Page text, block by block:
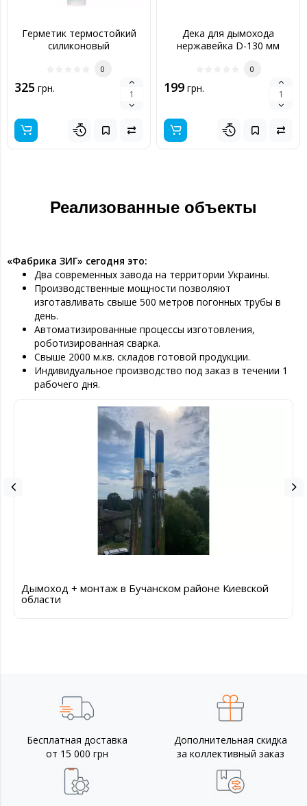
Герметик термостойкий
силиконовый
0
325 грн.
Дека для дымохода
нержавейка D-130 мм
0
199 грн.
Реализованные объекты
«Фабрика ЗИГ» сегодня это:
Два современных завода на территории Украины.
Производственные мощности позволяют
изготавливать свыше 500 метров погонных трубы в
день.
Автоматизированные процессы изготовления,
роботизированная сварка.
Свыше 2000 м.кв. складов готовой продукции.
Индивидуальное производство под заказ в течении 1
рабочего дня.
Дымоход + монтаж в Бучанском районе Киевской
области
Бесплатная доставка
от 15 000 грн
Дополнительная скидка
за коллективный заказ